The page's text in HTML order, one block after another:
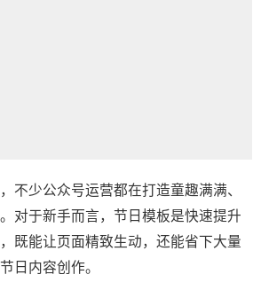
不少公众号运营都在打造童趣满满、
对于新手而言，节日模板是快速提升
既能让页面精致生动，还能省下大量
日内容创作。